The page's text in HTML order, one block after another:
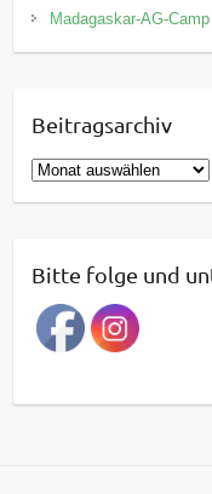
Madagaskar-AG-
Beitragsarchiv
B
e
r
a
g
a
Bitte folge und